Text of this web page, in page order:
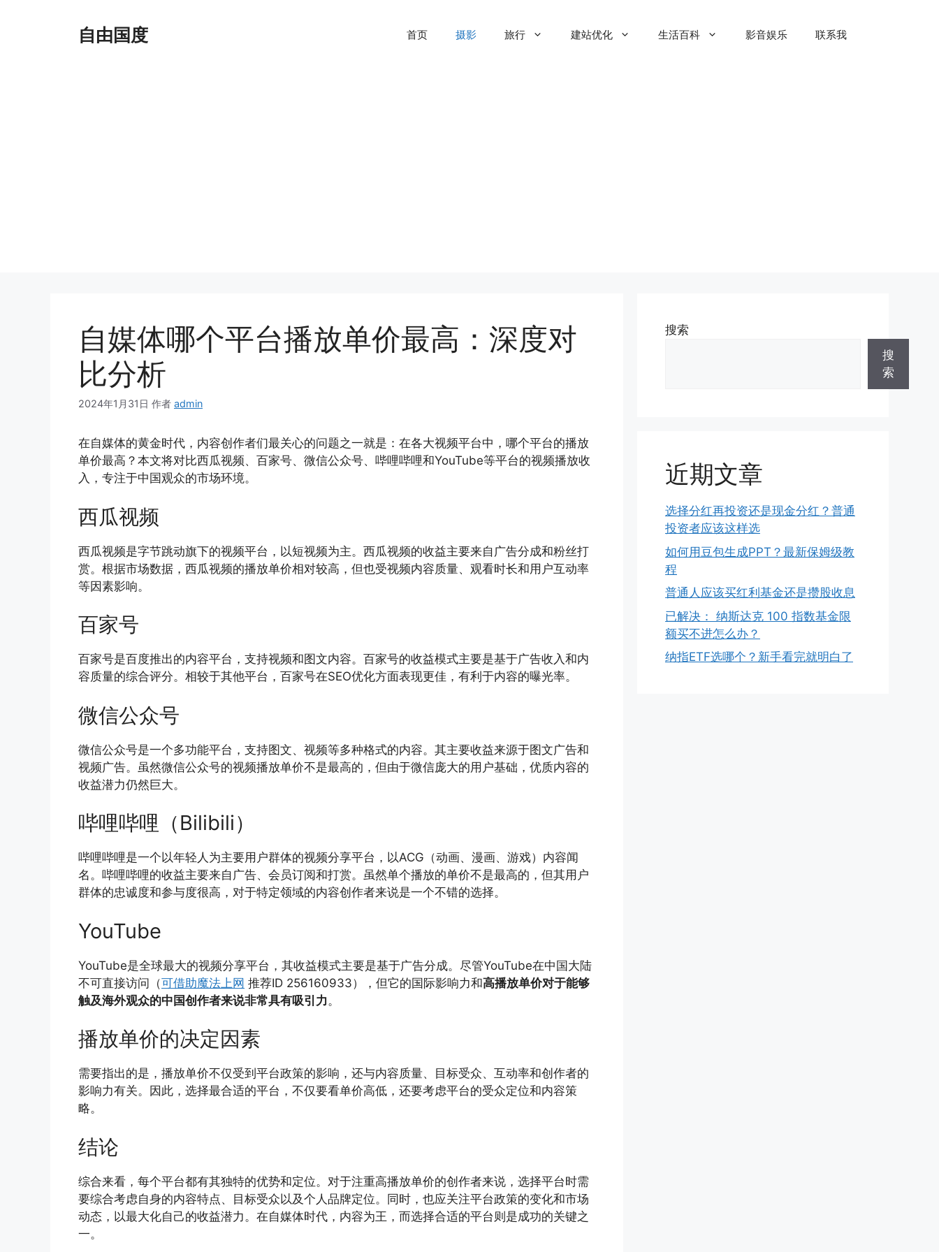
自由国度 首页 摄影 旅行 建站优化 生活百科 影音娱乐 联系我
自媒体哪个平台播放单价最高：深度对
比分析
2024年1月31日 作者 admin
在自媒体的黄金时代，内容创作者们最关心的问题之一就是：在各大视频平台中，哪个平台的播放
单价最高？本文将对比西瓜视频、百家号、微信公众号、哔哩哔哩和YouTube等平台的视频播放收
入，专注于中国观众的市场环境。
西瓜视频
西瓜视频是字节跳动旗下的视频平台，以短视频为主。西瓜视频的收益主要来自广告分成和粉丝打
赏。根据市场数据，西瓜视频的播放单价相对较高，但也受视频内容质量、观看时长和用户互动率
等因素影响。
百家号
百家号是百度推出的内容平台，支持视频和图文内容。百家号的收益模式主要是基于广告收入和内
容质量的综合评分。相较于其他平台，百家号在SEO优化方面表现更佳，有利于内容的曝光率。
微信公众号
微信公众号是一个多功能平台，支持图文、视频等多种格式的内容。其主要收益来源于图文广告和
视频广告。虽然微信公众号的视频播放单价不是最高的，但由于微信庞大的用户基础，优质内容的
收益潜力仍然巨大。
哔哩哔哩（Bilibili）
哔哩哔哩是一个以年轻人为主要用户群体的视频分享平台，以ACG（动画、漫画、游戏）内容闻
名。哔哩哔哩的收益主要来自广告、会员订阅和打赏。虽然单个播放的单价不是最高的，但其用户
群体的忠诚度和参与度很高，对于特定领域的内容创作者来说是一个不错的选择。
YouTube
YouTube是全球最大的视频分享平台，其收益模式主要是基于广告分成。尽管YouTube在中国大陆
不可直接访问（可借助魔法上网 推荐ID 256160933），但它的国际影响力和高播放单价对于能够
触及海外观众的中国创作者来说非常具有吸引力 。
播放单价的决定因素
需要指出的是，播放单价不仅受到平台政策的影响，还与内容质量、目标受众、互动率和创作者的
影响力有关。因此，选择最合适的平台，不仅要看单价高低，还要考虑平台的受众定位和内容策
略。
结论
综合来看，每个平台都有其独特的优势和定位。对于注重高播放单价的创作者来说，选择平台时需
要综合考虑自身的内容特点、目标受众以及个人品牌定位。同时，也应关注平台政策的变化和市场
动态，以最大化自己的收益潜力。在自媒体时代，内容为王，而选择合适的平台则是成功的关键之
一。
搜索
搜
索
近期文章
选择分红再投资还是现金分红？普通
投资者应该这样选
如何用豆包生成PPT？最新保姆级教
程
普通人应该买红利基金还是攒股收息
已解决： 纳斯达克 100 指数基金限
额买不进怎么办？
纳指ETF选哪个？新手看完就明白了